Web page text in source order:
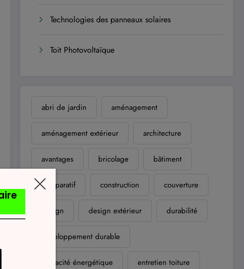
Technologies des panneaux solaires
Toit Photovoltaïque
abri de jardin aménagement
aménagement extérieur architecture
avantages bricolage bâtiment
comparatif construction couverture
design design extérieur durabilité
développement durable
efficacité énergétique entretien toiture